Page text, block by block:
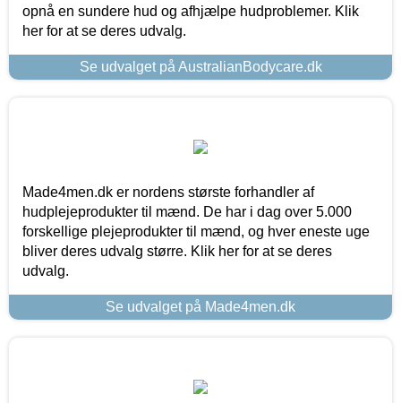
opnå en sundere hud og afhjælpe hudproblemer. Klik
her for at se deres udvalg.
Se udvalget på AustralianBodycare.dk
Made4men.dk er nordens største forhandler af
hudplejeprodukter til mænd. De har i dag over 5.000
forskellige plejeprodukter til mænd, og hver eneste uge
bliver deres udvalg større. Klik her for at se deres
udvalg.
Se udvalget på Made4men.dk